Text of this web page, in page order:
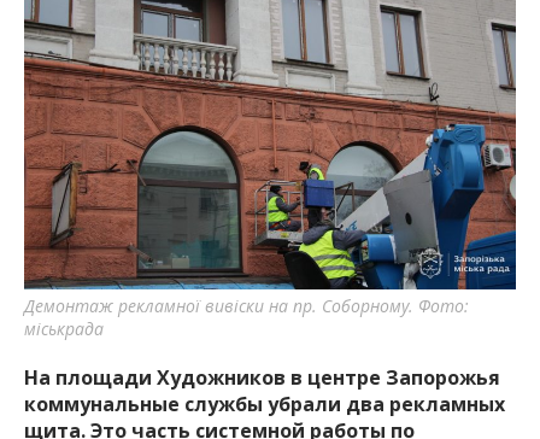
Демонтаж рекламної вивіски на пр. Соборному. Фото:
міськрада
На площади Художников в центре Запорожья
коммунальные службы убрали два рекламных
щита. Это часть системной работы по